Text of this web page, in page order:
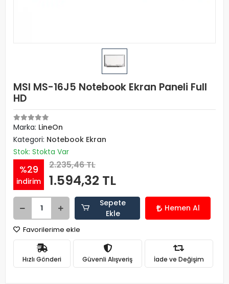
MSI MS-16J5 Notebook Ekran Paneli Full
HD
Marka: LineOn
Kategori: Notebook Ekran
Stok: Stokta Var
%29
indirim
2.235,46 TL
1.594,32 TL
Sepete
Ekle
Hemen Al
Favorilerime ekle
Hızlı Gönderi Güvenli Alışveriş İade ve Değişim